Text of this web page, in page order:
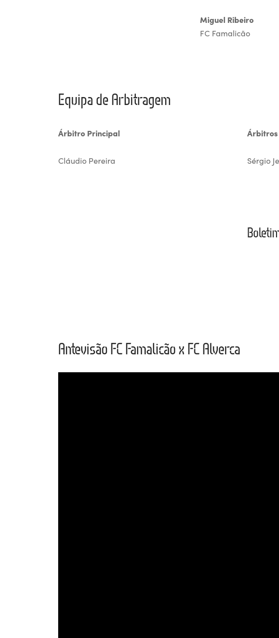
Miguel Ribeiro
FC Famalicão
Equipa de Arbitragem
Árbitro Principal
Cláudio Pereira
Árbitros
Sérgio
Antevisão FC Famalicão x FC Alverca